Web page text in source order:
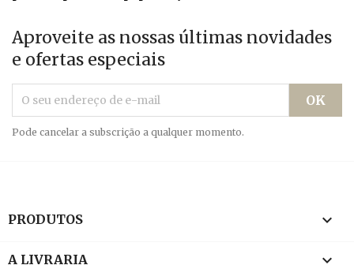
Aproveite as nossas últimas novidades
e ofertas especiais
Pode cancelar a subscrição a qualquer momento.
PRODUTOS 
A LIVRARIA 